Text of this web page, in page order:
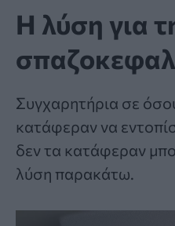
Η λύση για
Συγχαρητήρια σε
κατάφεραν να
δεν τα κατάφεραν
λύση παρακάτω.